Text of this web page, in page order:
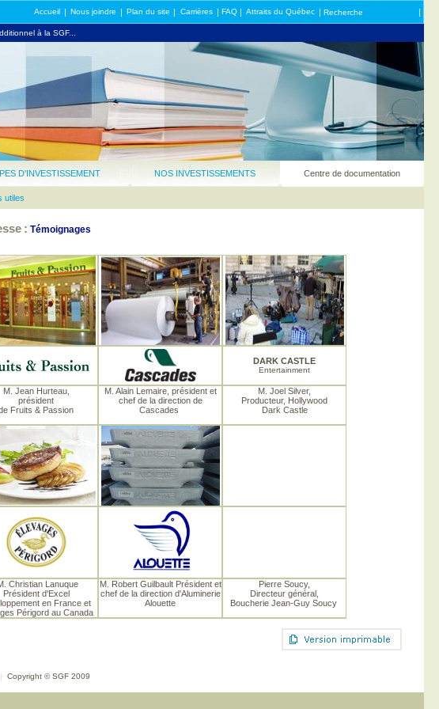
Accueil | Nous joindre | Plan du site | Carrières | FAQ | Attraits du Québec | Recherche |
nommé PDG de l'année SGF...
D'INVESTISSEMENT NOS INVESTISSEMENTS Centre de documentation
utiles
: Témoignages
DARK CASTLE
Entertainment
M. Jean Hurteau,
président
Fruits & Passion
M. Alain Lemaire, président et
chef de la direction de
Cascades
M. Joel Silver,
Producteur, Hollywood
Dark Castle
Christian Lanuque
Président d'Excel
en France et
Périgord au Canada
M. Robert Guilbault Président et
chef de la direction d'Aluminerie
Alouette
Pierre Soucy,
Directeur général,
Boucherie Jean-Guy Soucy
| Copyright © SGF 2009